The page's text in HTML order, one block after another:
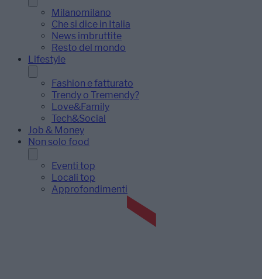
Milanomilano
Che si dice in Italia
News imbruttite
Resto del mondo
Lifestyle
Fashion e fatturato
Trendy o Tremendy?
Love&Family
Tech&Social
Job & Money
Non solo food
Eventi top
Locali top
Approfondimenti